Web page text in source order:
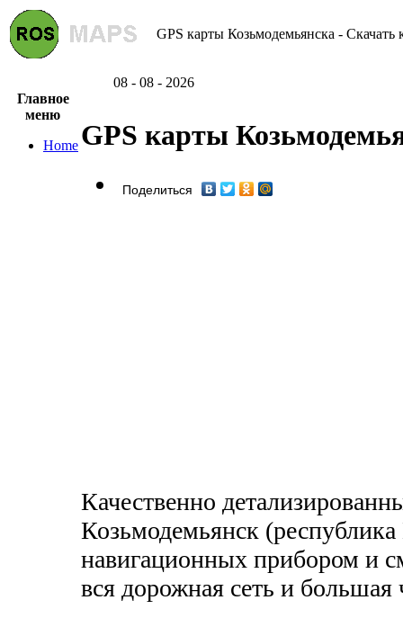
GPS карты Козьмодемьянска - Скачать
08 - 08 - 2026
Главное
меню
Home GPS карты
Поделиться
Качественно
Козьмодемьянск
навигационных прибором и
вся дорожная сеть и большая